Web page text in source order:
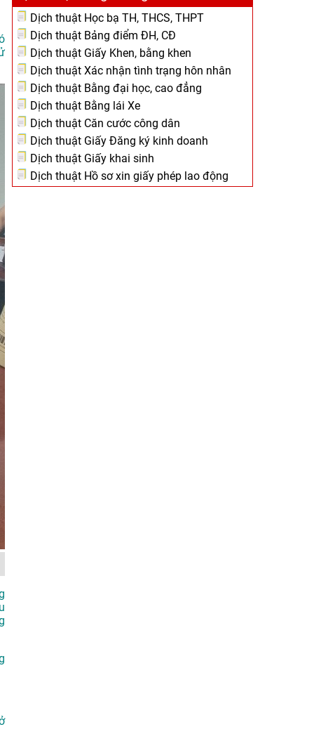
Dịch thuật Học bạ TH, THCS, THPT
Dịch thuật Bảng điểm ĐH, CĐ
Dịch thuật Giấy Khen, bằng khen
Dịch thuật Xác nhận tình trạng hôn nhân
Dịch thuật Bằng đại học, cao đẳng
Dịch thuật Bằng lái Xe
Dịch thuật Căn cước công dân
Dịch thuật Giấy Đăng ký kinh doanh
Dịch thuật Giấy khai sinh
Dịch thuật Hồ sơ xin giấy phép lao động